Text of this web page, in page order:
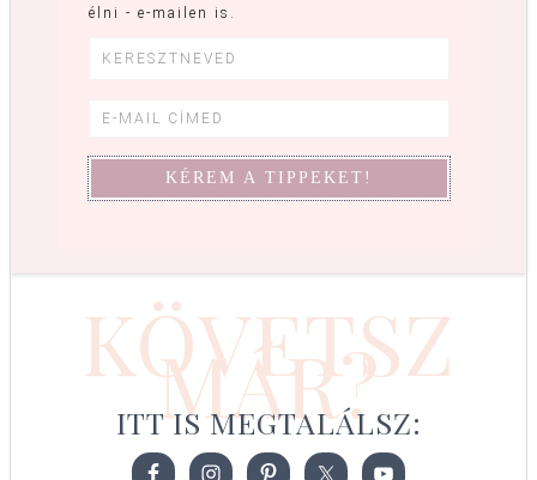
élni - e-mailen is.
KÖVETSZ
MÁR?
ITT IS MEGTALÁLSZ: